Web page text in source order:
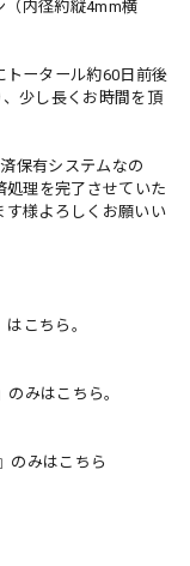
（内径約縦4mm横
ータール約60日前後
少し長くお時間を頂
保有システムなの
処理を完了させていた
す様よろしくお願いい
こちら。
のみはこちら。
のみはこちら